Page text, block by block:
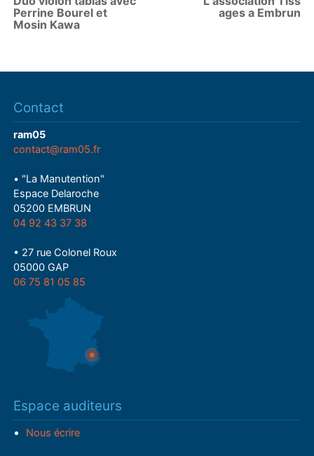
Perrine Bourel et
Mosin Kawa
ages a Embrun
Contact
ram05
contact@ram05.fr
• "La Manutention"
Espace Delaroche
05200 EMBRUN
04 92 43 37 38
• 27 rue Colonel Roux
05000 GAP
06 75 81 05 85
Espace auditeurs
Nous écrire